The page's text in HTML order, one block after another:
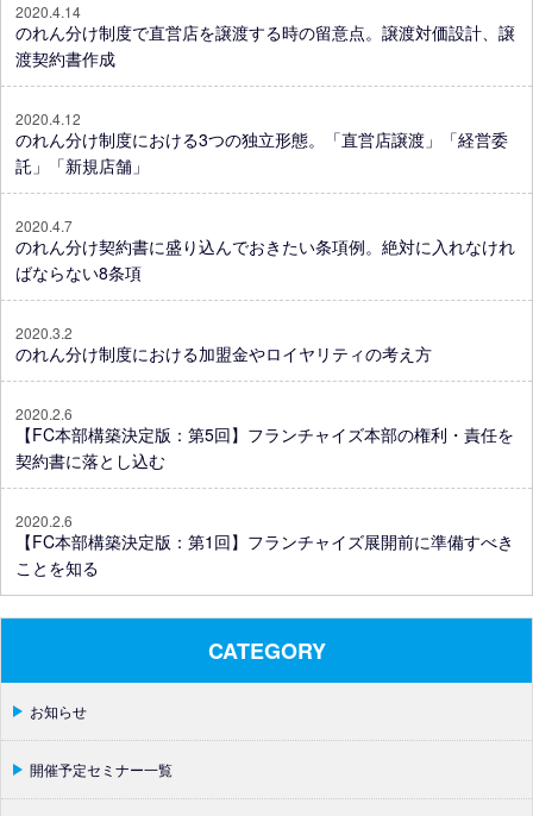
2020.4.14
のれん分け制度で直営店を譲渡する時の留意点。譲渡対価設計、譲
渡契約書作成
2020.4.12
のれん分け制度における3つの独立形態。「直営店譲渡」「経営委
託」「新規店舗」
2020.4.7
のれん分け契約書に盛り込んでおきたい条項例。絶対に入れなけれ
ばならない8条項
2020.3.2
のれん分け制度における加盟金やロイヤリティの考え方
2020.2.6
【FC本部構築決定版：第5回】フランチャイズ本部の権利・責任を
契約書に落とし込む
2020.2.6
【FC本部構築決定版：第1回】フランチャイズ展開前に準備すべき
ことを知る
CATEGORY
お知らせ
開催予定セミナー一覧